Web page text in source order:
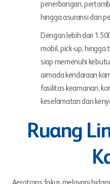
penerbangan,
hingga asuransi dan
Dengan lebih dari
mobil, pick-up, hingga
siap memenuhi
armada kendaraan
fasilitas keamanan,
keselamatan dan
Ruang